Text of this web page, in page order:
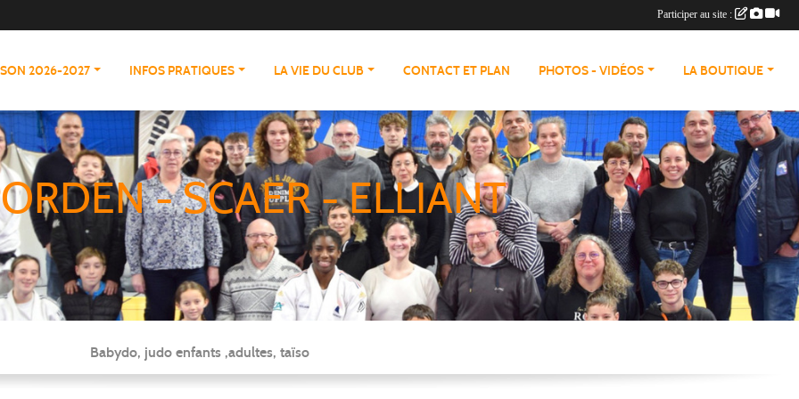
2026-2027 INFOS PRATIQUES LA VIE DU CLUB CONTACT ET PLAN PHOTOS - VIDÉOS LA BOUTIQUE
- SCAER - ELLIANT
Babydo, judo enfants ,adultes, taïso
Participer au site :